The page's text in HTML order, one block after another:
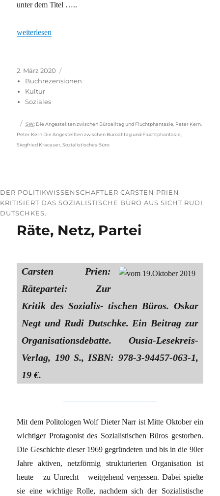
unter dem Titel …..
„Tätowiert, aber unorganisiert“
weiterlesen
Veröffentlicht
am
2. März 2020
Buchrezensionen
Kultur
Soziales
Schlagwörter
SW: Die Angestellten zwischen Büroalltag und Fluchtphantasie Peter Kern
Peter Kern Die Angestellten zwischen Büroalltag und Flüchtphantasie
Siegfried Kracauer ,Sozialistisches Büro
DER POLITIKWISSENSCHAFTLER CARSTEN PRIEN
KRITISIERT DAS SOZIALISTISCHE BÜRO AUS SICHT RUDI
DUTSCHKES.
Räte, Netz, Partei
Carsten Prien:
Rätepartei: Zur
Kritik des Sozialis- tischen Büros. Oskar
Negt und Rudi Dutschke. Ein Beitrag zur
Organisationsdebatte. Ousia-Lesekreis-
Verlag, 190 S., ISBN: 978-3-94457-063-1,
19 €.
Mit dem Politologen Wolf Dieter Narr ist Mitte Oktober ein
wichtiger Protagonist des Sozialistischen Büros gestorben.
Die Geschichte dieser 1969 gegründeten und bis in die 90er
Jahre aktiven, netzförmig strukturierten Organisation ist
heute – zu Unrecht – weitgehend vergessen. Dabei spielte
sie eine wichtige Rolle, nachdem sich der Sozialistische